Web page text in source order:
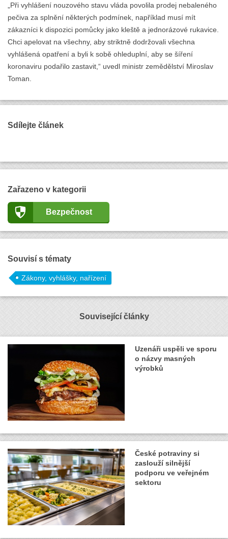
„Při vyhlášení nouzového stavu vláda povolila prodej nebaleného
pečiva za splnění některých podmínek, například musí mít
zákazníci k dispozici pomůcky jako kleště a jednorázové rukavice.
Chci apelovat na všechny, aby striktně dodržovali všechna
vyhlášená opatření a byli k sobě ohleduplní, aby se šíření
koronaviru podařilo zastavit,“ uvedl ministr zemědělství Miroslav
Toman.
Sdílejte článek
Zařazeno v kategorii
Bezpečnost
Souvisí s tématy
Zákony, vyhlášky, nařízení
Související články
Uzenáři uspěli ve sporu
o názvy masných
výrobků
České potraviny si
zaslouží silnější
podporu ve veřejném
sektoru